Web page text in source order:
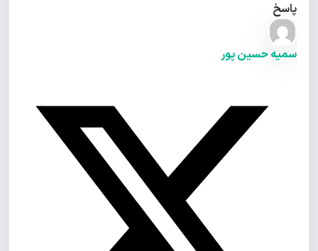
پاسخ
سمیه حسین پور